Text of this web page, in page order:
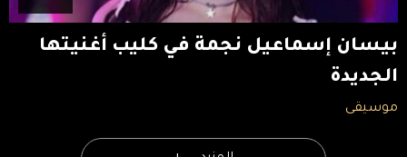
بيسان إسماعيل نجمة في كليب أغنيتها
الجديدة
موسيقى